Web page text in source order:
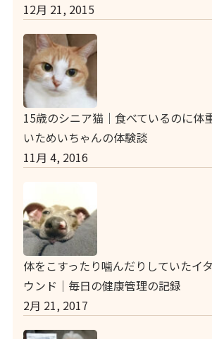
12月 21, 2015
15歳のシニア猫｜食べているのに体
いためいちゃんの体験談
11月 4, 2016
体をこすったり噛んだりしていたイ
ウンド｜毎日の健康管理の記録
2月 21, 2017